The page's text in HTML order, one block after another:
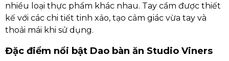
nhiều loại thực phẩm khác nhau. Tay cầm được thiết
kế với các chi tiết tinh xảo, tạo cảm giác vừa tay và
thoải mái khi sử dụng.
Đặc điểm nổi bật Dao bàn ăn Studio Viners